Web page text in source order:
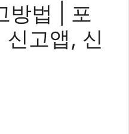
방법 | 포
고앱, 신